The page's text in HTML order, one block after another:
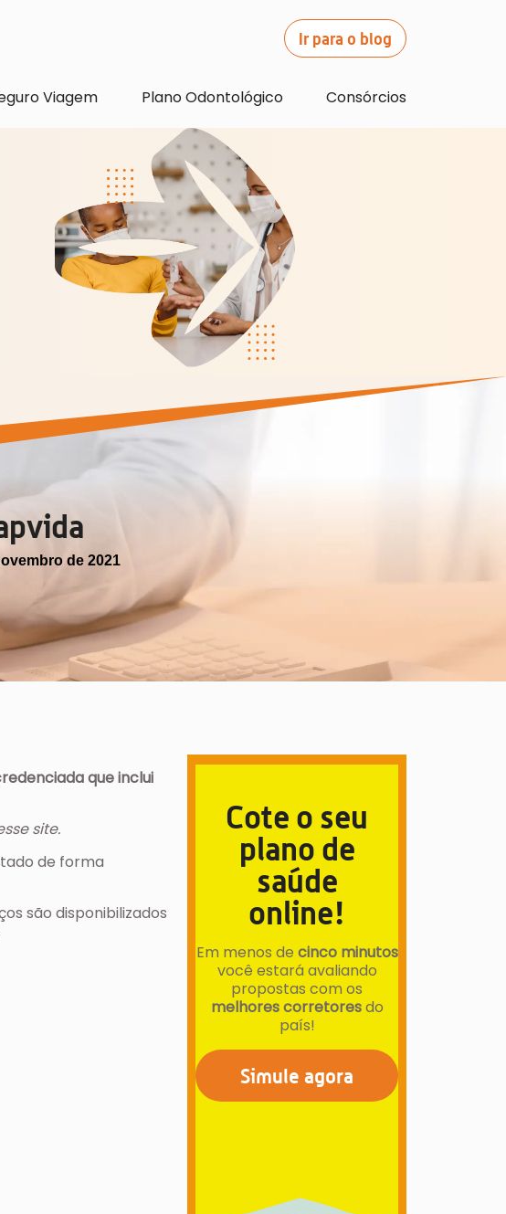
Viagem Plano Odontológico Consórcios
Ir para o blog
de 2021
Cote o seu
plano de
saúde
online!
Em menos de cinco minutos
você estará avaliando
propostas com os
melhores corretoresdo
país!
Simule agora
que inclui
site.
de forma
são disponibilizados